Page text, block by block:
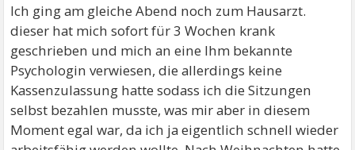
Ich ging am gleiche Abend noch zum Hausarzt.
dieser hat mich sofort für 3 Wochen krank
geschrieben und mich an eine Ihm bekannte
Psychologin verwiesen, die allerdings keine
Kassenzulassung hatte sodass ich die Sitzungen
selbst bezahlen musste, was mir aber in diesem
Moment egal war, da ich ja eigentlich schnell wieder